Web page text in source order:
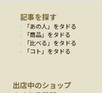
記事を探す
「あの人 」をタドる
「商品」をタドる
「比べる 」をタドる
「コト 」をタドる
出店中のショップ